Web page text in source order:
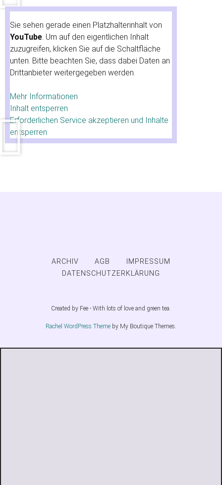
Sie sehen gerade einen Platzhalterinhalt von
YouTube . Um auf den eigentlichen Inhalt
zuzugreifen, klicken Sie auf die Schaltfläche
unten. Bitte beachten Sie, dass dabei Daten an
Drittanbieter weitergegeben werden.
Mehr Informationen
Inhalt entsperren
Erforderlichen Service akzeptieren und Inhalte
entsperren
ARCHIV AGB
IMPRESSUM
DATENSCHUTZERKLÄRUNG
Created by Fee - With lots of love and green tea.
Rachel WordPress Theme by My Boutique Themes.